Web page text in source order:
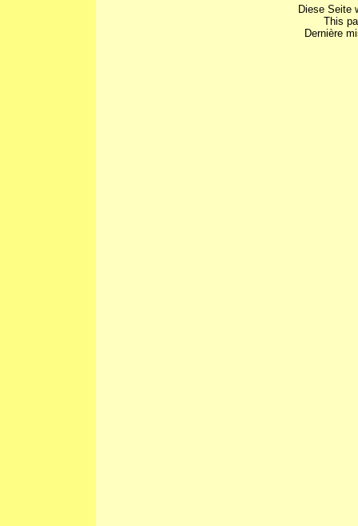
Diese Seite
This
Dernière